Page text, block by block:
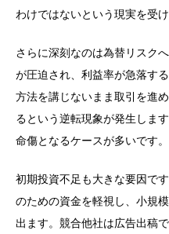
わけではないという現実を受
さらに深刻なのは為替リスク
が圧迫され、利益率が急落す
方法を講じないまま取引を進
るという逆転現象が発生しま
命傷となるケースが多いです。
初期投資不足も大きな要因で
のための資金を軽視し、小規
出ます。競合他社は広告出稿